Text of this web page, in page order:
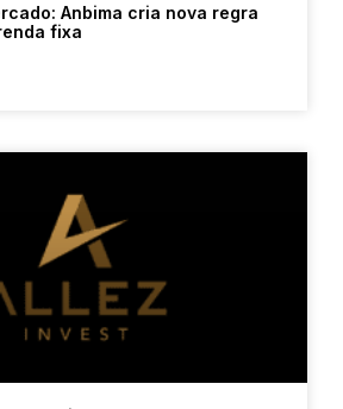
Anbima cria nova regra
fixa